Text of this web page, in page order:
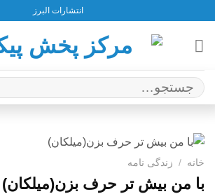
content
انتشارات البرز
جستجو
برای:
خانه / زندگی نامه
با من بیش تر حرف بزن(میلکان)